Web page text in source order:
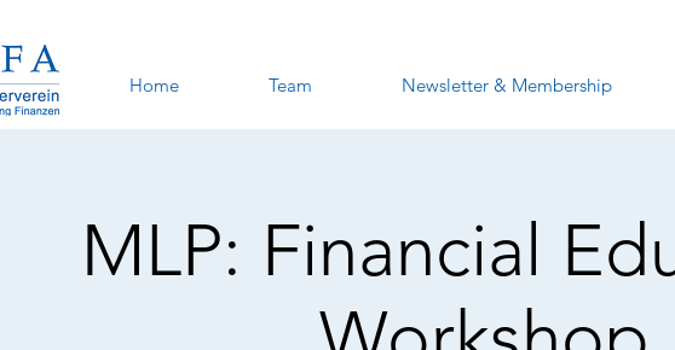
Home Team Newsletter & Membership
MLP: Financial